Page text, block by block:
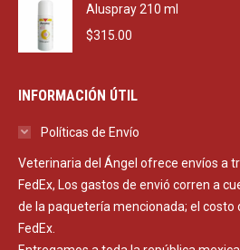
Aluspray 210 ml
$315.00
INFORMACIÓN ÚTIL
Políticas de Envío
Veterinaria del Ángel ofrece envíos a
FedEx, Los gastos de envió corren a
de la paquetería mencionada; el costo
FedEx.